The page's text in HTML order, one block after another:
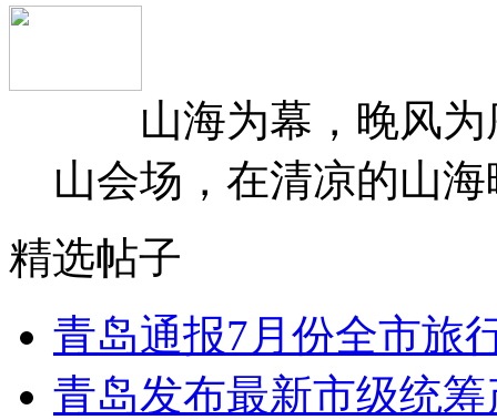
山海为幕，晚风为
山会场，在清凉的山
精选帖子
青岛通报7月份全市旅
青岛发布最新市级统